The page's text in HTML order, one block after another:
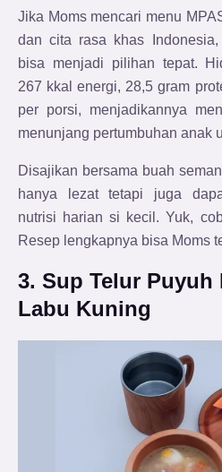
Jika Moms mencari menu
dan cita rasa khas
bisa menjadi pilihan tepat.
267 kkal energi, 28,5 gram
per porsi, menjadikannya
menunjang pertumbuhan anak
Disajikan bersama buah
hanya lezat tetapi juga
nutrisi harian si kecil. Yuk,
Resep lengkapnya bisa Moms
3. Sup Telur Puyuh
Labu Kuning